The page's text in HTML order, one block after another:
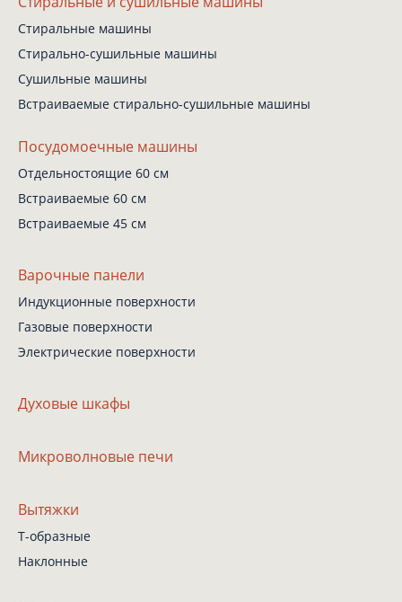
Стиральные машины
Стирально-сушильные машины
Сушильные машины
Встраиваемые стирально-сушильные машины
Посудомоечные машины
Отдельностоящие 60 см
Встраиваемые 60 см
Встраиваемые 45 см
Варочные панели
Индукционные поверхности
Газовые поверхности
Электрические поверхности
Духовые шкафы
Микроволновые печи
Вытяжки
Т-образные
Наклонные